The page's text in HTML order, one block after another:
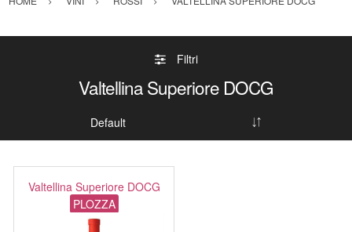
Filtri
Valtellina Superiore DOCG
Valtellina Superiore DOCG
PLOZZA